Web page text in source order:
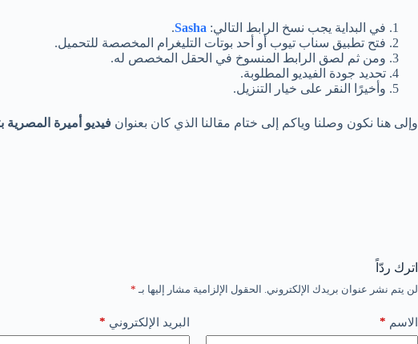
في البداية يجب نسخ الرابط التالي: Sasha
.
فتح تطبيق سناب تيوب أو أحد بوتات التليغرام المخصصة للتحميل.
ومن ثم لصق الرابط المنسوخ في الحقل المخصص له.
تحديد جودة الفيديو المطلوبة.
وأخيرًا النقر على خيار التنزيل.
وإلى هنا نكون وصلنا وياكم إلى ختام مقالنا الذي كان بعنوان فيديو أميرة
اترك ردّاً
لن يتم نشر عنوان بريدك الإلكتروني. الحقول الإلزامية مشار إليها بـ *
الاسم * البريد الإلكتروني *